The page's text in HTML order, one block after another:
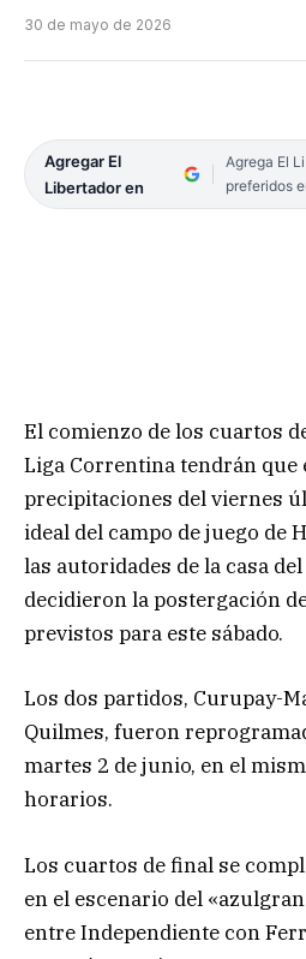
30 de mayo de 2026
Agregar El
Libertador en
Agrega El
preferidos
El comienzo de los cuartos
Liga Correntina tendrán que
precipitaciones del viernes
ideal del campo de juego de
las autoridades de la casa
decidieron la postergación
previstos para este sábado.
Los dos partidos, Curupay-
Quilmes, fueron
martes 2 de junio, en el
horarios.
Los cuartos de final se
en el escenario del
entre Independiente con